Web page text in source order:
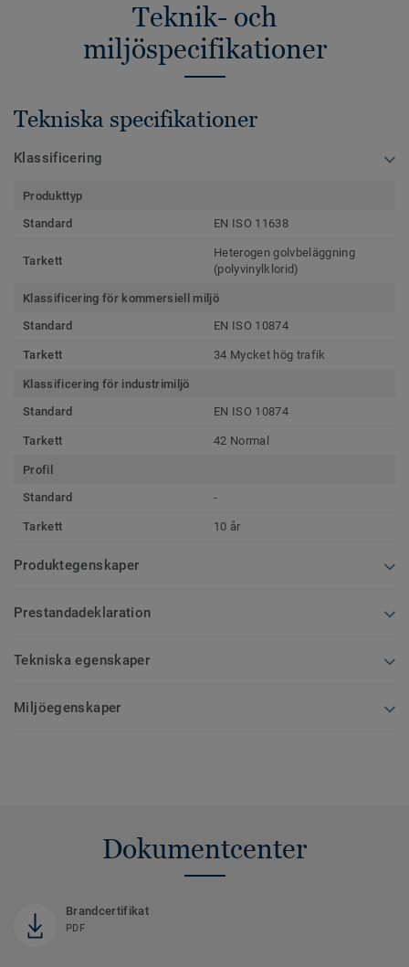
Teknik- och
miljöspecifikationer
Tekniska specifikationer
Klassificering
Produkttyp
Standard
EN ISO 11638
Tarkett
Heterogen golvbeläggning
(polyvinylklorid)
Klassificering för kommersiell miljö
Standard
EN ISO 10874
Tarkett 34 Mycket hög trafik
Klassificering för industrimiljö
Standard
EN ISO 10874
Tarkett 42 Normal
Profil
Standard
-
Tarkett 10 år
Produktegenskaper
Prestandadeklaration
Tekniska egenskaper
Miljöegenskaper
Dokumentcenter
Brandcertifikat
PDF